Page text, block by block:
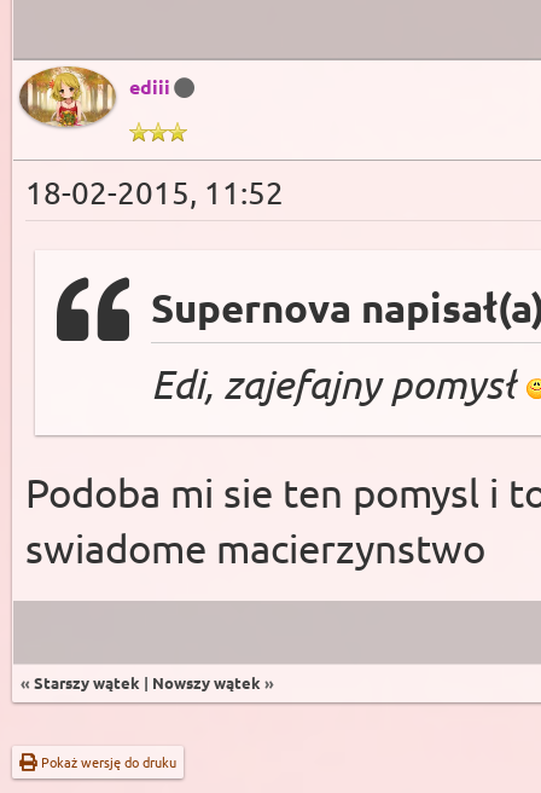
ediii
18-02-2015, 11:52
Supernova
Edi, zajefajny pomysł
Podoba mi sie ten pomysl i
swiadome macierzynstwo
« Starszy wątek | Nowszy wątek »
Pokaż wersję do druku